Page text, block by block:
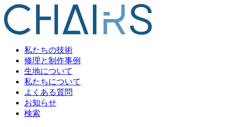
私たちの技術
修理と制作事例
生地について
私たちについて
よくある質問
お知らせ
検索